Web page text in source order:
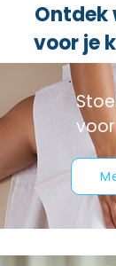
Ontdek
voor je